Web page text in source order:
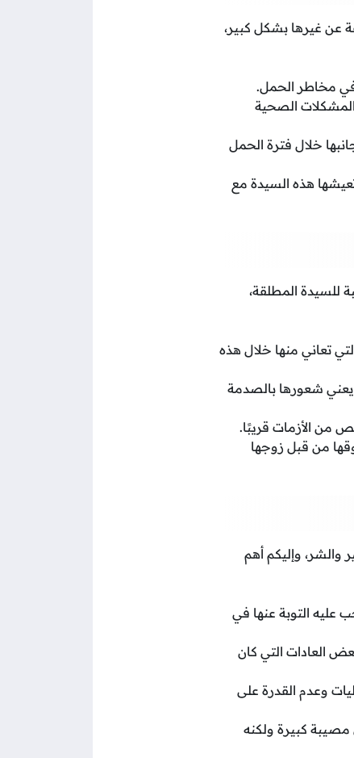
عن غيرها بشكل كبير،
في مخاطر الحمل.
الصحية
خلال فترة الحمل
هذه السيدة مع
للسيدة المطلقة،
تعاني منها خلال هذه
شعورها بالصدمة
من الأزمات قريبًا.
من قبل زوجها
وإليكم أهم
عليه التوبة عنها في
العادات التي كان
وعدم القدرة على
كبيرة ولكنه